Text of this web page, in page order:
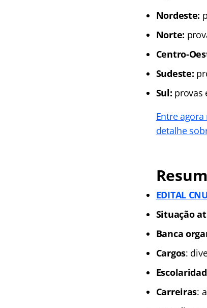
Nordeste:
Norte:
Centro-
Sudeste:
Sul: provas
Entre
detalhe
EDITAL
Situação
Banca
Cargos:
Carreiras: